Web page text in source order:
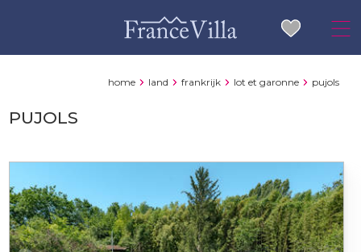
home land frankrijk lot et garonne pujols
PUJOLS